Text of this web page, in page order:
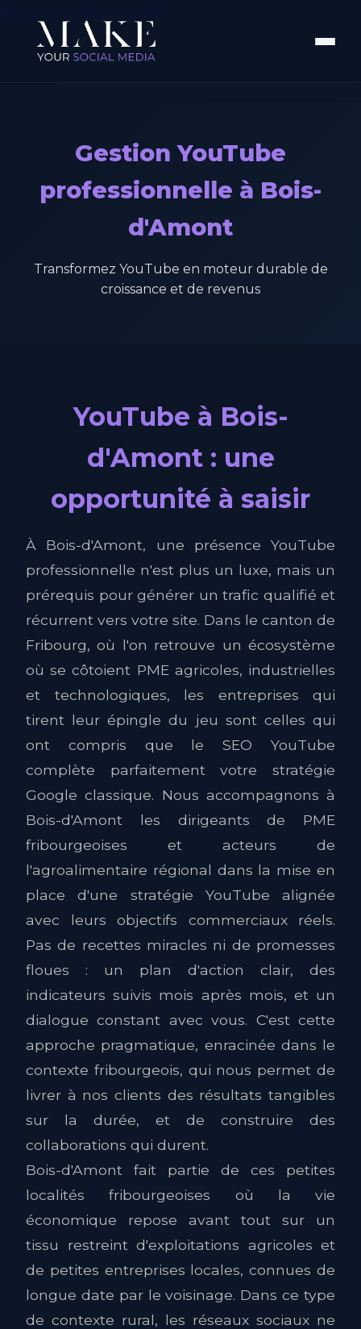
Gestion YouTube
professionnelle à Bois-
d'Amont
Transformez YouTube en moteur durable de
croissance et de revenus
YouTube à Bois-
d'Amont : une
opportunité à saisir
À Bois-d'Amont, une présence YouTube
professionnelle n'est plus un luxe, mais un
prérequis pour générer un trafic qualifié et
récurrent vers votre site. Dans le canton de
Fribourg, où l'on retrouve un écosystème
où se côtoient PME agricoles, industrielles
et technologiques, les entreprises qui
tirent leur épingle du jeu sont celles qui
ont compris que le SEO YouTube
complète parfaitement votre stratégie
Google classique. Nous accompagnons à
Bois-d'Amont les dirigeants de PME
fribourgeoises et acteurs de
l'agroalimentaire régional dans la mise en
place d'une stratégie YouTube alignée
avec leurs objectifs commerciaux réels.
Pas de recettes miracles ni de promesses
floues : un plan d'action clair, des
indicateurs suivis mois après mois, et un
dialogue constant avec vous. C'est cette
approche pragmatique, enracinée dans le
contexte fribourgeois, qui nous permet de
livrer à nos clients des résultats tangibles
sur la durée, et de construire des
collaborations qui durent.
Bois-d'Amont fait partie de ces petites
localités fribourgeoises où la vie
économique repose avant tout sur un
tissu restreint d'exploitations agricoles et
de petites entreprises locales, connues de
longue date par le voisinage. Dans ce type
de contexte rural, les réseaux sociaux ne